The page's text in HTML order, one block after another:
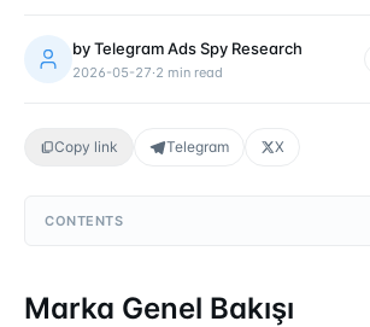
byTelegram Ads Spy Research
2026-05-27·2 min read
Copy link Telegram X
CONTENTS
Marka Genel Bakışı